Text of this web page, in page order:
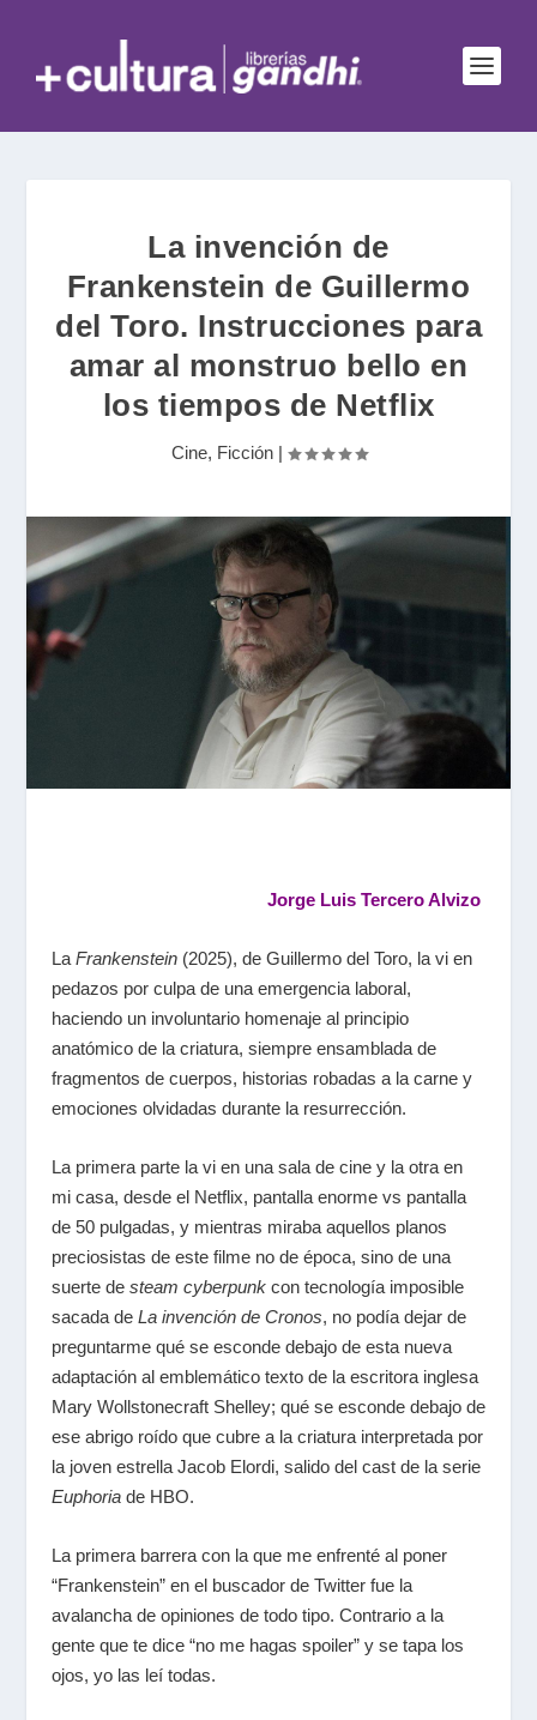
La invención de
Frankenstein de Guillermo
del Toro. Instrucciones para
amar al monstruo bello en
los tiempos de Netflix
Cine, Ficción|
Jorge Luis Tercero Alvizo
La Frankenstein(2025), de Guillermo del Toro, la vi en
pedazos por culpa de una emergencia laboral,
haciendo un involuntario homenaje al principio
anatómico de la criatura, siempre ensamblada de
fragmentos de cuerpos, historias robadas a la carne y
emociones olvidadas durante la resurrección.
La primera parte la vi en una sala de cine y la otra en
mi casa, desde el Netflix, pantalla enorme vs pantalla
de 50 pulgadas, y mientras miraba aquellos planos
preciosistas de este filme no de época, sino de una
suerte de steam cyberpunkcon tecnología imposible
sacada de La invención de Cronos, no podía dejar de
preguntarme qué se esconde debajo de esta nueva
adaptación al emblemático texto de la escritora inglesa
Mary Wollstonecraft Shelley; qué se esconde debajo de
ese abrigo roído que cubre a la criatura interpretada por
la joven estrella Jacob Elordi, salido del cast de la serie
Euphoriade HBO.
La primera barrera con la que me enfrenté al poner
“Frankenstein” en el buscador de Twitter fue la
avalancha de opiniones de todo tipo. Contrario a la
gente que te dice “no me hagas spoiler” y se tapa los
ojos, yo las leí todas.